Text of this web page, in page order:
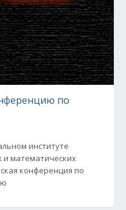
по
институте
и математических
конференция по